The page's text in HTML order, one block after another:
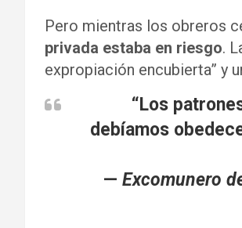
Pero mientras los obreros
privada estaba en riesgo.
expropiación encubierta” y
“Los
debíamos
—Excomunero